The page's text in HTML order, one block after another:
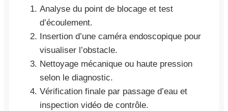
Analyse du point de blocage et test
d’écoulement.
Insertion d’une caméra endoscopique pour
visualiser l’obstacle.
Nettoyage mécanique ou haute pression
selon le diagnostic.
Vérification finale par passage d’eau et
inspection vidéo de contrôle.